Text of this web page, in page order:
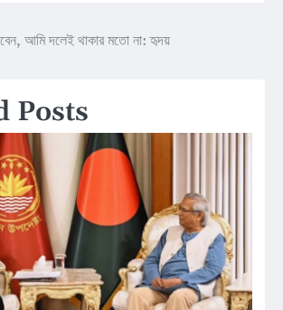
আমি দলেই থাকার মতো না: হৃদয়
Posts